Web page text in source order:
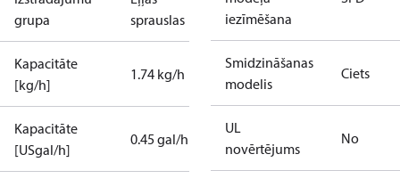
grupa
sprauslas
Kapacitāte
[kg/h]
1.74 kg/h
Kapacitāte
[USgal/h]
0.45 gal/h
iezīmēšana
Smidzināšanas
modelis
Ciets
UL
novērtējums
No